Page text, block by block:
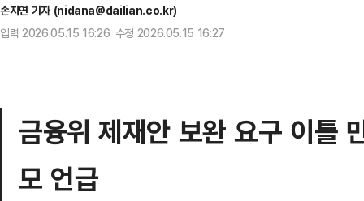
손지연 기자 (nidana@dailian.co.kr)
입력 2026.05.15 16:26 수정 2026.05.15 16:27
금융위 제재안 보완 요구 이틀
모 언급